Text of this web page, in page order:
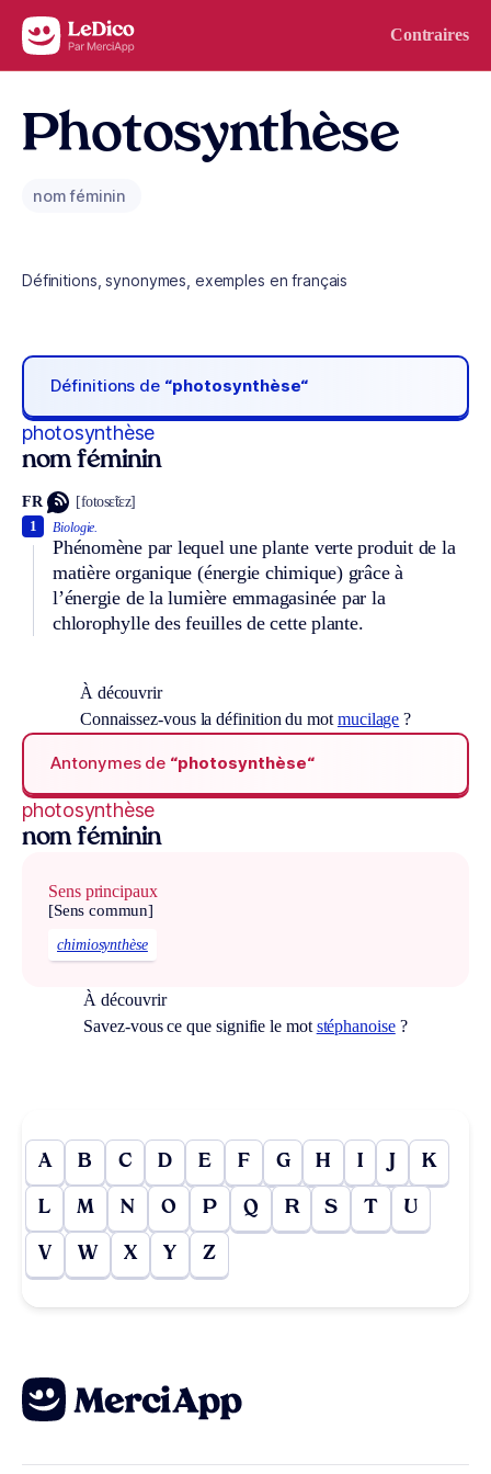
Aller au contenu Contraires
Photosynthèse
nom féminin
Définitions, synonymes, exemples en français
Définitions de “photosynthèse“
photosynthèse
nom féminin
FR [fotosɛ̃tɛz]
Biologie.
Phénomène par lequel une plante verte produit de la
matière organique (énergie chimique) grâce à
l’énergie de la lumière emmagasinée par la
chlorophylle des feuilles de cette plante.
1
À découvrir
Connaissez-vous la définition du mot mucilage ?
Antonymes de “photosynthèse“
photosynthèse
nom féminin
Sens principaux
[Sens commun]
chimiosynthèse
À découvrir
Savez-vous ce que signifie le mot stéphanoise?
A B C D E F G H I J K
L M N O P Q R S T U
V W X Y Z